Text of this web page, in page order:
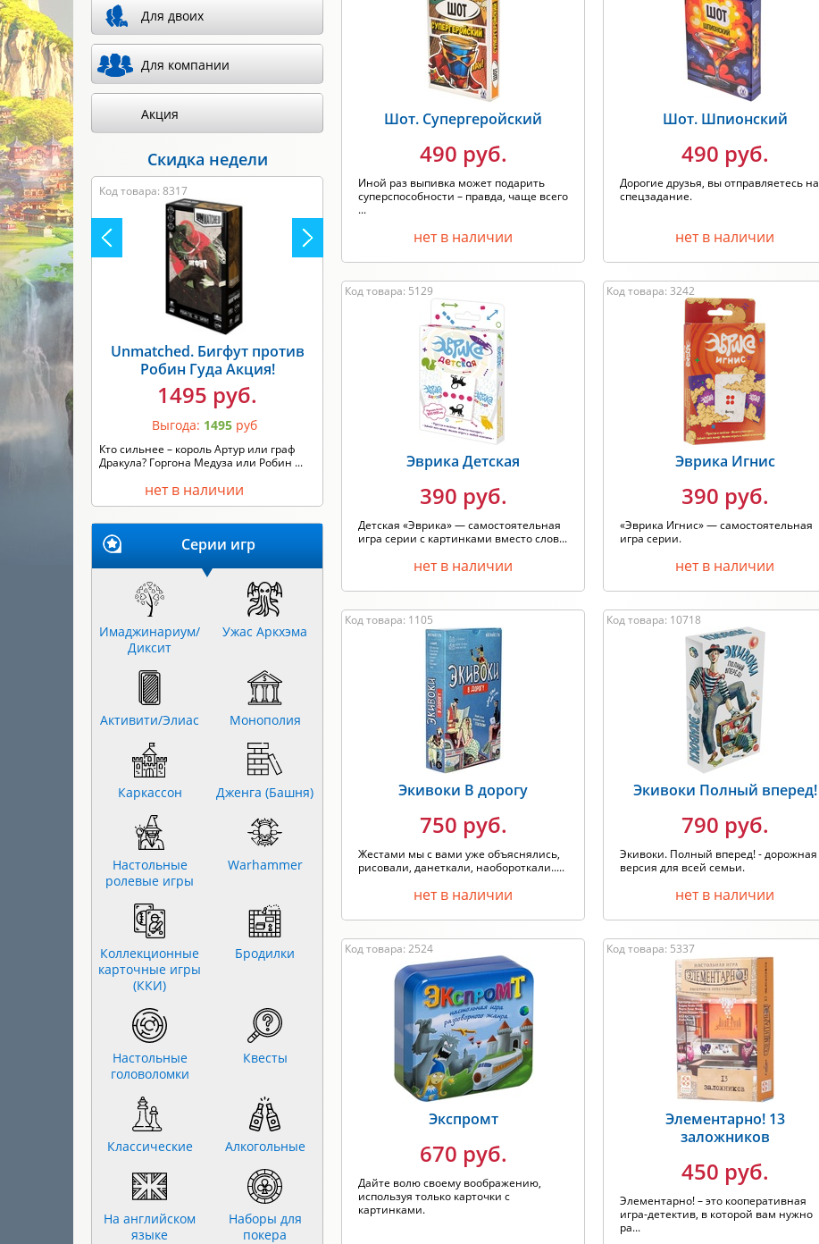
Хит продаж
Производитель: Любой
Шот. Супергеройский
490 руб.
Иной раз выпивка может подарить
суперспособности – правда, чаще всего
...
нет в наличии
Шот. Шпионский
490 руб.
Дорогие друзья, вы отправляетесь на
спецзадание.
нет в наличии
Код товара: 5129
Эврика Детская
390 руб.
Детская «Эврика» — самостоятельная
игра серии с картинками вместо слов...
нет в наличии
Код товара: 3242
Эврика Игнис
390 руб.
«Эврика Игнис» — самостоятельная
игра серии.
нет в наличии
Код товара: 1105
Экивоки В дорогу
750 руб.
Жестами мы с вами уже объяснялись,
рисовали, данеткали, наобороткали.....
нет в наличии
Код товара: 10718
Экивоки Полный вперед!
790 руб.
Экивоки. Полный вперед! - дорожная
версия для всей семьи.
нет в наличии
Код товара: 2524
Экспромт
670 руб.
Дайте волю своему воображению,
используя только карточки с
картинками.
Код товара: 5337
Элементарно! 13
заложников
450 руб.
Элементарно! – это кооперативная
игра-детектив, в которой вам нужно
ра...
Для двоих
Для компании
Акция
Скидка недели
Код товара: 8317
Unmatched. Бигфут против
Робин Гуда Акция!
1495 руб.
Выгода: 1495 руб
Кто сильнее – король Артур или граф
Дракула? Горгона Медуза или Робин ...
нет в наличии
Серии игр
Имаджинариум/
Диксит
Ужас Аркхэма
Активити/Элиас Монополия
Каркассон Дженга (Башня)
Настольные
ролевые игры
Warhammer
Коллекционные
карточные игры
(ККИ)
Бродилки
Настольные
головоломки
Квесты
Классические Алкогольные
На английском
языке
Наборы для
покера